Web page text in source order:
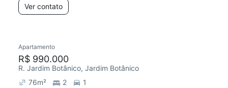
Ver contato
Apartamento
R$ 990.000
R. Jardim Botânico, Jardim Botânico
76m² 2
1